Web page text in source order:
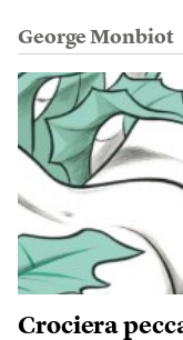
George Monbiot
Crociera